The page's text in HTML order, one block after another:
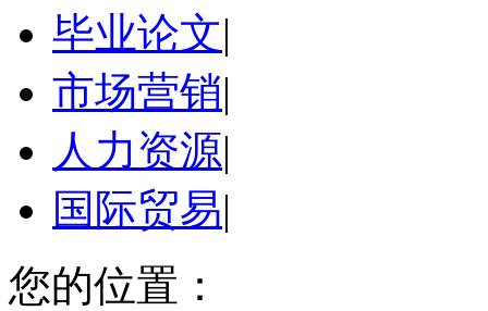
毕业论文|
市场营销|
人力资源|
国际贸易|
您的位置：